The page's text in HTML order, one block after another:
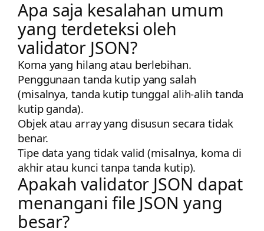
Apa saja kesalahan umum
yang terdeteksi oleh
validator JSON?
Koma yang hilang atau berlebihan.
Penggunaan tanda kutip yang salah
(misalnya, tanda kutip tunggal alih-alih tanda
kutip ganda).
Objek atau array yang disusun secara tidak
benar.
Tipe data yang tidak valid (misalnya, koma di
akhir atau kunci tanpa tanda kutip).
Apakah validator JSON dapat
menangani file JSON yang
besar?